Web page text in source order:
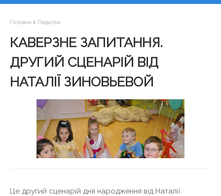
Головна Падалка
КАВЕРЗНЕ ЗАПИТАННЯ.
ДРУГИЙ СЦЕНАРІЙ ВІД
НАТАЛІЇ ЗИНОВЬЕВОЙ
Це другий сценарій дня народження від Наталії